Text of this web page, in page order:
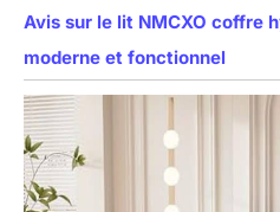
Avis sur le lit NMCXO coffre
moderne et fonctionnel